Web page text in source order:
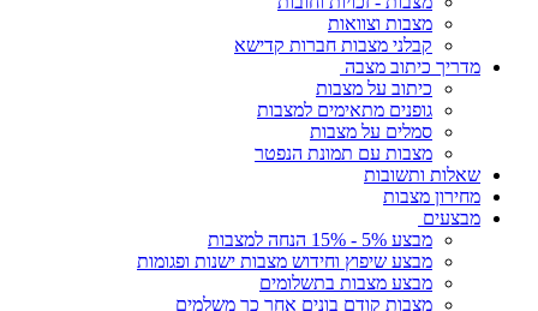
מצבות וצוואות
קבלני מצבות חברות קדישא
מדריך כיתוב מצבה
כיתוב על מצבות
גופנים מתאימים למצבות
סמלים על מצבות
מצבות עם תמונת הנפטר
שאלות ותשובות
מחירון מצבות
מבצעים
מבצע 5% - 15% הנחה למצבות
מבצע שיפוץ וחידוש מצבות ישנות ופגומות
מבצע מצבות בתשלומים
מצבות קודם בונים אחר כך משלמים